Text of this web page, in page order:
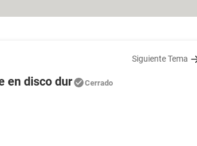
Siguiente Tema
en disco dur Cerrado